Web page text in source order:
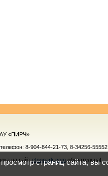
«ПИРЧ»
8-904-844-21-73, 8-34256-55552
на сайтetnopark.comобязательна!
страниц сайта, вы